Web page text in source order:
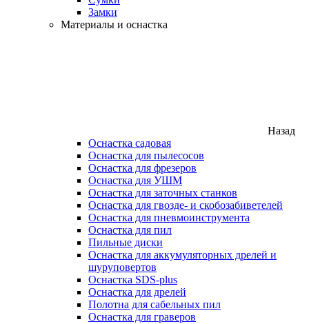
Замки
Материалы и оснастка
Назад
Оснастка садовая
Оснастка для пылесосов
Оснастка для фрезеров
Оснастка для УШМ
Оснастка для заточных станков
Оснастка для гвозде- и скобозабиветелей
Оснастка для пневмоинструмента
Оснастка для пил
Пильные диски
Оснастка для аккумуляторных дрелей и
шуруповертов
Оснастка SDS-plus
Оснастка для дрелей
Полотна для сабельных пил
Оснастка для граверов